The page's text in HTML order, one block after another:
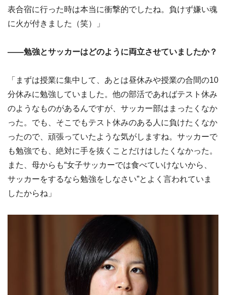
表合宿に行った時は本当に衝撃的でしたね。負けず嫌い魂
に火が付きました（笑）」
――勉強とサッカーはどのように両立させていましたか？
「まずは授業に集中して、あとは昼休みや授業の合間の10
分休みに勉強していました。他の部活であればテスト休み
のようなものがあるんですが、サッカー部はまったくなか
った。でも、そこでもテスト休みのある人に負けたくなか
ったので、頑張っていたような気がしますね。サッカーで
も勉強でも、絶対に手を抜くことだけはしたくなかった。
また、母からも“女子サッカーでは食べていけないから、
サッカーをするなら勉強をしなさい”とよく言われていま
したからね」